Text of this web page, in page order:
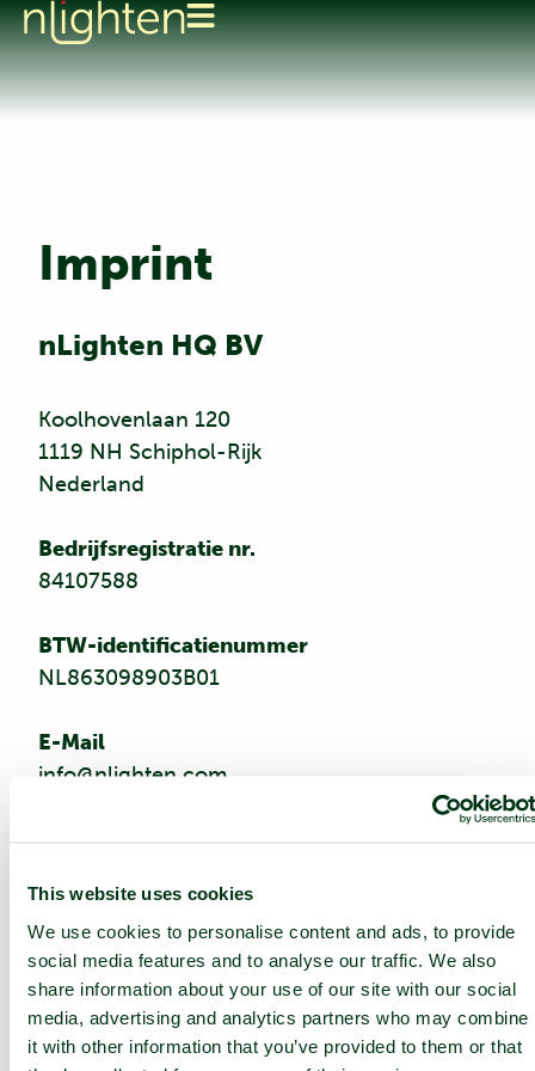
This website uses cookies
We use cookies to personalise content and ads, to provide
social media features and to analyse our traffic. We also
share information about your use of our site with our social
media, advertising and analytics partners who may combine
it with other information that you’ve provided to them or that
Imprint
nLighten HQ BV
Koolhovenlaan 120
1119 NH Schiphol-Rijk
Nederland
Bedrijfsregistratie nr.
84107588
BTW-identificatienummer
NL863098903B01
E-Mail
info@nlighten.com
Omwille van de leesbaarheid wordt het
gelijktijdig gebruik van de taalvormen
mannelijk, vrouwelijk en divers (m/v/d)
weggelaten. Alle persoonlijke aanduidingen
zijn gelijkelijk van toepassing op alle